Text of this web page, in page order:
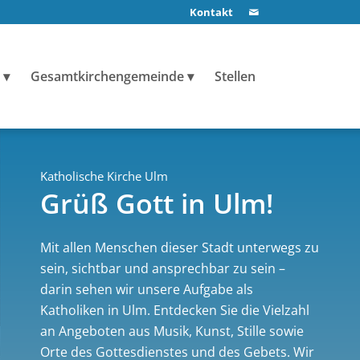
Kontakt
Gesamtkirchengemeinde Stellen
Katholische Kirche Ulm
Grüß Gott in Ulm!
Mit allen Menschen dieser Stadt unterwegs zu
sein, sichtbar und ansprechbar zu sein –
darin sehen wir unsere Aufgabe als
Katholiken in Ulm. Entdecken Sie die Vielzahl
an Angeboten aus Musik, Kunst, Stille sowie
Orte des Gottesdienstes und des Gebets. Wir